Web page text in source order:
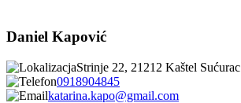
Daniel Kapović
Strinje 22, 21212 Kaštel Sućurac
0918904845
katarina.kapo@gmail.com